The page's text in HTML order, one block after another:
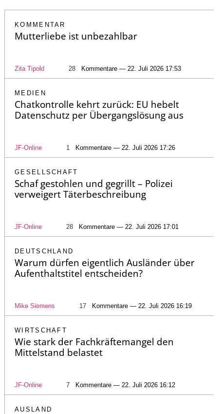
KOMMENTAR
Mutterliebe ist unbezahlbar
Zita Tipold 28 Kommentare — 22. Juli 2026 17:53
MEDIEN
Chatkontrolle kehrt zurück: EU hebelt
Datenschutz per Übergangslösung aus
JF-Online 1 Kommentare — 22. Juli 2026 17:26
GESELLSCHAFT
Schaf gestohlen und gegrillt – Polizei
verweigert Täterbeschreibung
JF-Online 28 Kommentare — 22. Juli 2026 17:01
DEUTSCHLAND
Warum dürfen eigentlich Ausländer über
Aufenthaltstitel entscheiden?
Mike Siemens 17 Kommentare — 22. Juli 2026 16:19
WIRTSCHAFT
Wie stark der Fachkräftemangel den
Mittelstand belastet
JF-Online 7 Kommentare — 22. Juli 2026 16:12
AUSLAND